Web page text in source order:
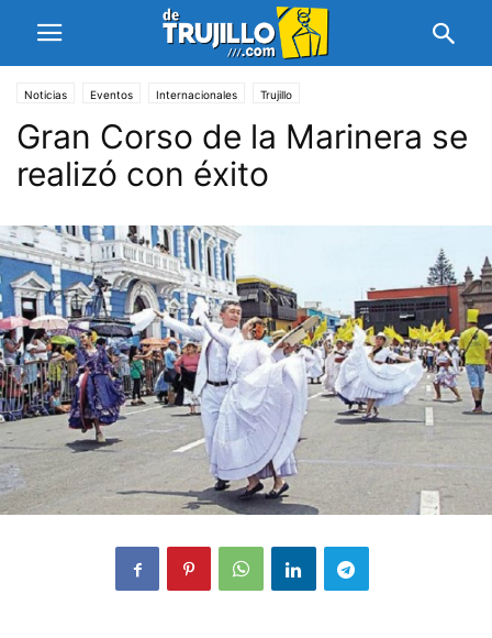
Noticias Eventos Internacionales Trujillo
Gran Corso de la Marinera se
realizó con éxito